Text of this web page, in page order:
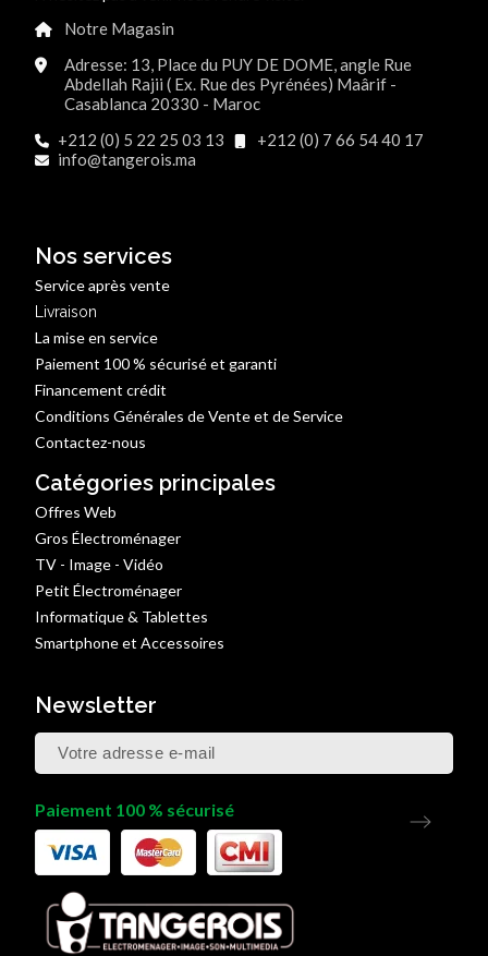
Notre Magasin
Adresse: 13, Place du PUY DE DOME, angle Rue
Abdellah Rajii ( Ex. Rue des Pyrénées) Maârif -
Casablanca 20330 - Maroc
+212 (0) 5 22 25 03 13
+212 (0) 7 66 54 40 17
info@tangerois.ma
Nos services
Service après vente
Livraison
La mise en service
Paiement 100 % sécurisé et garanti
Financement crédit
Conditions Générales de Vente et de Service
Contactez-nous
Catégories principales
Offres Web
Gros Électroménager
TV - Image - Vidéo
Petit Électroménager
Informatique & Tablettes
Smartphone et Accessoires
Newsletter
Paiement 100 % sécurisé